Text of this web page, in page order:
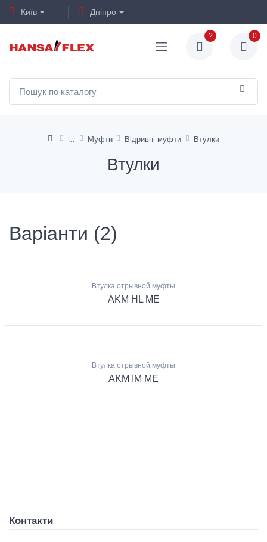
Київ Дніпро
? 0
Муфти Відривні муфти Втулки
Втулки
Варіанти (2)
Втулка отрывной муфты
AKM HL ME
Втулка отрывной муфты
AKM IM ME
Контакти